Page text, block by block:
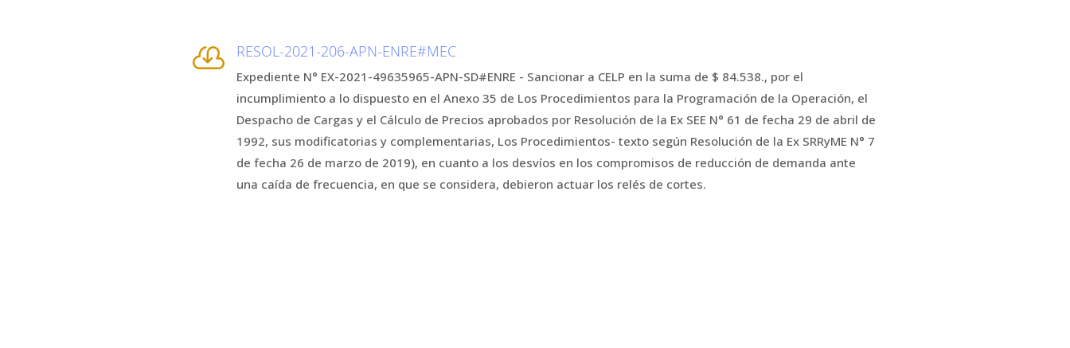
 RESOL-2021-206-APN-ENRE#MEC
Expediente N° EX-2021-49635965-APN-SD#ENRE - Sancionar a CELP en la suma de $ 84.538., por el
incumplimiento a lo dispuesto en el Anexo 35 de Los Procedimientos para la Programación de la Operación, el
Despacho de Cargas y el Cálculo de Precios aprobados por Resolución de la Ex SEE N° 61 de fecha 29 de abril de
1992, sus modificatorias y complementarias, Los Procedimientos- texto según Resolución de la Ex SRRyME N° 7
de fecha 26 de marzo de 2019), en cuanto a los desvíos en los compromisos de reducción de demanda ante
una caída de frecuencia, en que se considera, debieron actuar los relés de cortes.